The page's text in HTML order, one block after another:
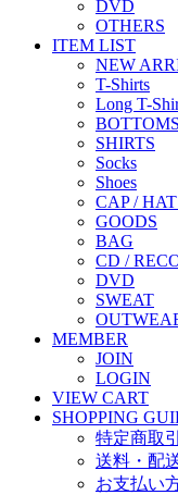
DVD
OTHERS
ITEM LIST
NEW
T-Shirts
Long T-
BOTTOMS
SHIRTS
Socks
Shoes
CAP /
GOODS
BAG
CD /
DVD
SWEAT
MEMBER
JOIN
LOGIN
VIEW CART
SHOPPING
特定商取
送料・配
お支払い